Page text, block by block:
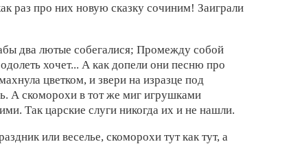
раз про них новую сказку сочиним! Заиграли
два лютые собегалися; Промежду собой
хочет... А как допели они песню про
цветком, и звери на изразце под
А скоморохи в тот же миг игрушками
Такцарские слуги никогда их и не нашли.
или веселье, скоморохи туткак тут, а